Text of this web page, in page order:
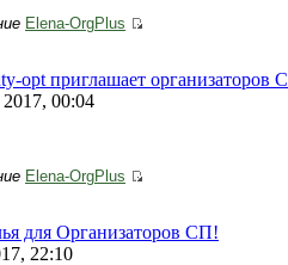
Elena-OrgPlus
opt приглашает организаторов
00:04
Elena-OrgPlus
для Организаторов СП!
22:10